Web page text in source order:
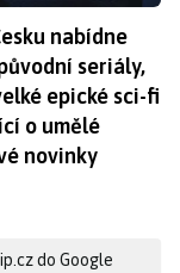
nabídne
seriály,
epické sci-fi
o umělé
novinky
do Google